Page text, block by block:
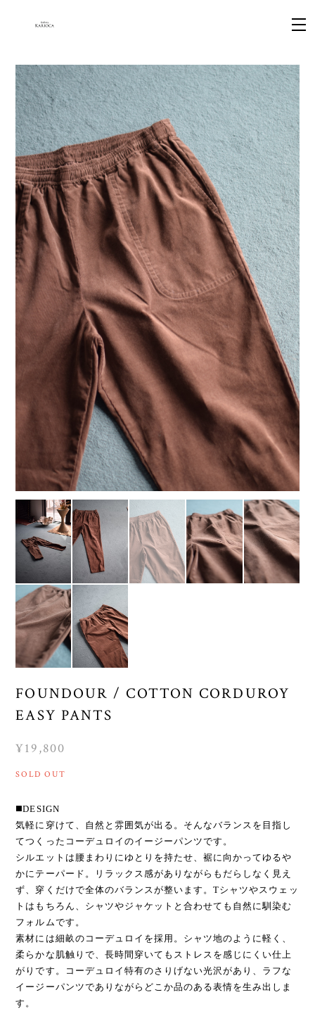
FOUNDOUR / COTTON CORDUROY
EASY PANTS
¥19,800
SOLD OUT
◼️DESIGN
気軽に穿けて、自然と雰囲気が出る。そんなバランスを目指し
てつくったコーデュロイのイージーパンツです。
シルエットは腰まわりにゆとりを持たせ、裾に向かってゆるや
かにテーパード。リラックス感がありながらもだらしなく見え
ず、穿くだけで全体のバランスが整います。Tシャツやスウェッ
トはもちろん、シャツやジャケットと合わせても自然に馴染む
フォルムです。
素材には細畝のコーデュロイを採用。シャツ地のように軽く、
柔らかな肌触りで、長時間穿いてもストレスを感じにくい仕上
がりです。コーデュロイ特有のさりげない光沢があり、ラフな
イージーパンツでありながらどこか品のある表情を生み出しま
す。